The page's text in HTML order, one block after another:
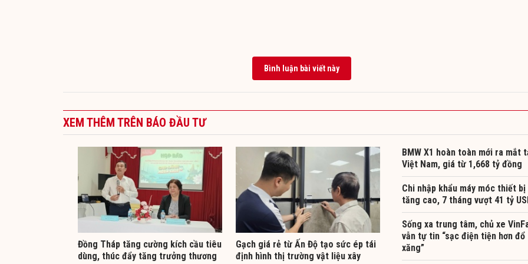
Bình luận bài viết này
XEM THÊM TRÊN BÁO ĐẦU TƯ
Đồng Tháp tăng cường kích cầu tiêu
dùng, thúc đẩy tăng trưởng thương
Gạch giá rẻ từ Ấn Độ tạo sức ép tái
định hình thị trường vật liệu xây
BMW X1 hoàn toàn mới ra mắt
Việt Nam, giá từ 1,668 tỷ đồng
Chi nhập khẩu máy móc thiết bị
tăng cao, 7 tháng vượt 41 tỷ
Sống xa trung tâm, chủ xe
vẫn tự tin “sạc điện tiện hơn đổ
xăng”